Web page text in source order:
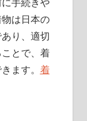
は日本の
り、適切
とで、着
ます。 着